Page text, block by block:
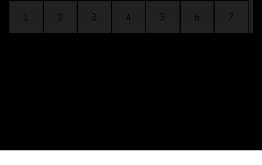
1 2 3 4 5 6 7